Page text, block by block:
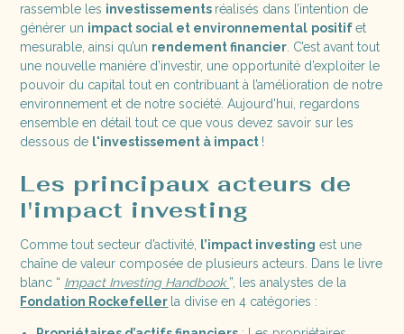
rassemble les investissements réalisés dans l’intention de
générer un impact social et environnemental positifet
mesurable, ainsi qu’un rendement financier . C’est avant tout
une nouvelle manière d’investir, une opportunité d’exploiter le
pouvoir du capital tout en contribuant à l’amélioration de notre
environnement et de notre société. Aujourd'hui, regardons
ensemble en détail tout ce que vous devez savoir sur les
dessous de l'investissement à impact !
Les principaux acteurs de
l'impact investing
Comme tout secteur d’activité, l’impact investing est une
chaîne de valeur composée de plusieurs acteurs. Dans le livre
blanc “ Impact Investing Handbook”, les analystes de la
Fondation Rockefeller la divise en 4 catégories :